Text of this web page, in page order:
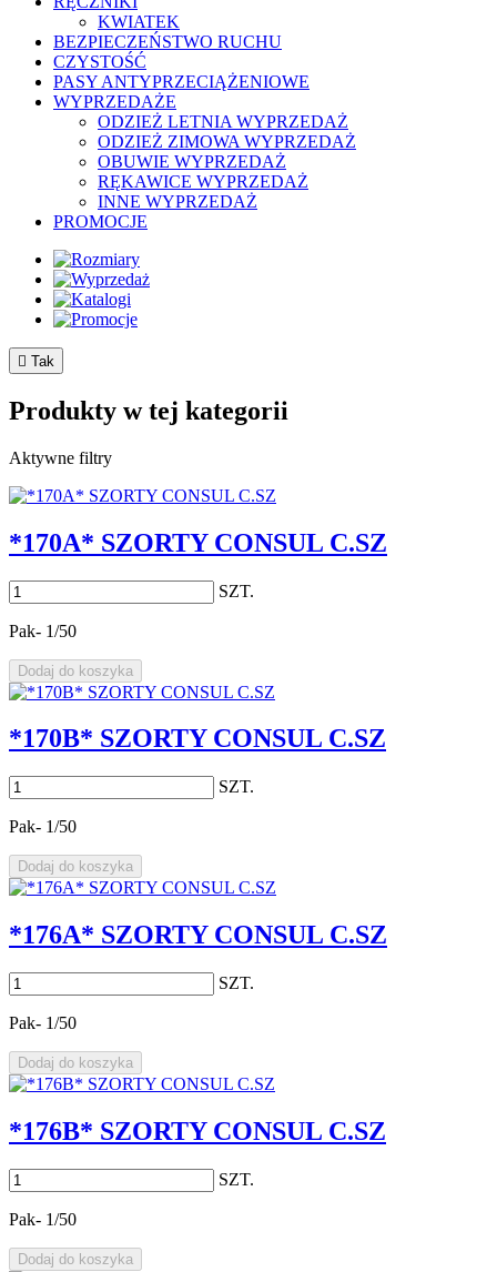
KWIATEK
BEZPIECZEŃSTWO RUCHU
CZYSTOŚĆ
PASY ANTYPRZECIĄŻENIOWE
WYPRZEDAŻE
ODZIEŻ LETNIA WYPRZEDAŻ
ODZIEŻ ZIMOWA WYPRZEDAŻ
OBUWIE WYPRZEDAŻ
RĘKAWICE WYPRZEDAŻ
INNE WYPRZEDAŻ
PROMOCJE
 Tak
Produkty w tej kategorii
Aktywne filtry
*170A* SZORTY CONSUL C.SZ
SZT.
Pak- 1/50
Dodaj do koszyka
*170B* SZORTY CONSUL C.SZ
SZT.
Pak- 1/50
Dodaj do koszyka
*176A* SZORTY CONSUL C.SZ
SZT.
Pak- 1/50
Dodaj do koszyka
*176B* SZORTY CONSUL C.SZ
SZT.
Pak- 1/50
Dodaj do koszyka